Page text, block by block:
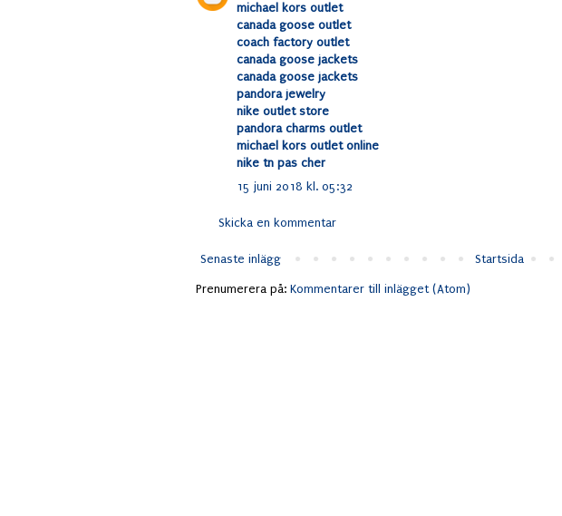
michael kors outlet
canada goose outlet
coach factory outlet
canada goose jackets
canada goose jackets
pandora jewelry
nike outlet store
pandora charms outlet
michael kors outlet online
nike tn pas cher
15 juni 2018 kl. 05:32
Skicka en kommentar
Senaste inlägg Startsida
Prenumerera på: Kommentarer till inlägget (Atom)